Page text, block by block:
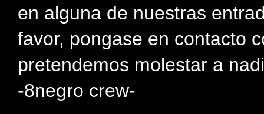
en alguna de nuestras
favor, pongase en contacto
pretendemos molestar a
-8negro crew-